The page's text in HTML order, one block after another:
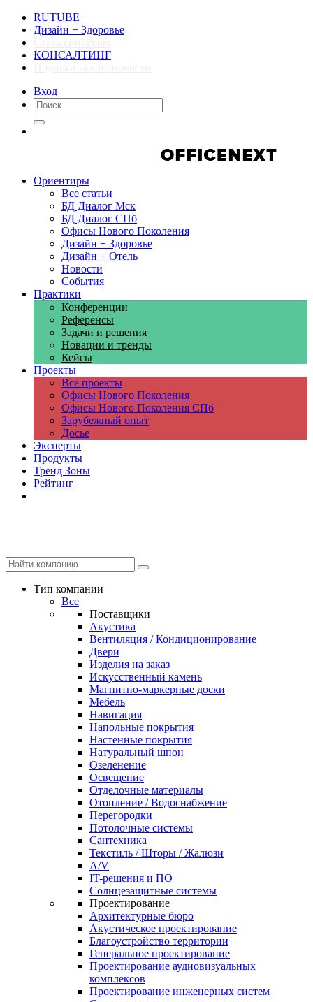
RUTUBE
Дизайн + Здоровье
КОНСАЛТИНГ
Вход
Ориентиры
Все статьи
БД Диалог Мск
БД Диалог СПб
Офисы Нового Поколения
Дизайн + Здоровье
Дизайн + Отель
Новости
События
Практики
Конференции
Референсы
Задачи и решения
Новации и тренды
Кейсы
Проекты
Все проекты
Офисы Нового Поколения
Офисы Нового Поколения СПб
Зарубежный опыт
Досье
Эксперты
Продукты
Тренд Зоны
Рейтинг
Тип компании
Все
Поставщики
Акустика
Вентиляция / Кондиционирование
Двери
Изделия на заказ
Искусственный камень
Магнитно-маркерные доски
Мебель
Навигация
Напольные покрытия
Настенные покрытия
Натуральный шпон
Озеленение
Освещение
Отделочные материалы
Отопление / Водоснабжение
Перегородки
Потолочные системы
Сантехника
Текстиль / Шторы / Жалюзи
A/V
IT-решения и ПО
Солнцезащитные системы
Проектирование
Архитектурные бюро
Акустическое проектирование
Благоустройство территории
Генеральное проектирование
Проектирование аудиовизуальных
комплексов
Проектирование инженерных систем